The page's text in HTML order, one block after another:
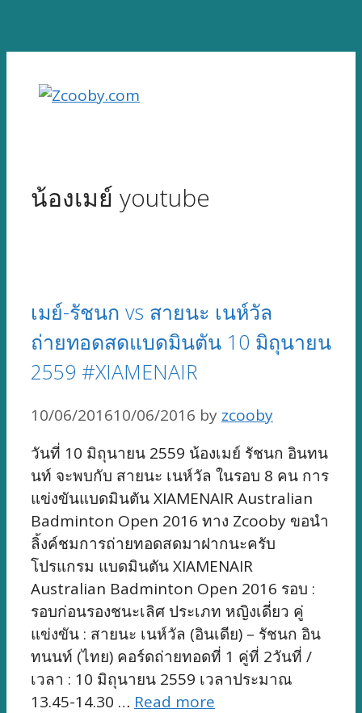
content
น้องเมย์ youtube
เมย์-รัชนก vs สายนะ เนห์วัล
ถ่ายทอดสดแบดมินตัน 10 มิถุนายน
2559 #XIAMENAIR
10/06/201610/06/2016 by zcooby
วันที่ 10 มิถุนายน 2559 น้องเมย์ รัชนก อินทน
นท์ จะพบกับ สายนะ เนห์วัล ในรอบ 8 คน การ
แข่งขันแบดมินตัน XIAMENAIR Australian
Badminton Open 2016 ทาง Zcooby ขอนำ
ลิ้งค์ชมการถ่ายทอดสดมาฝากนะครับ
โปรแกรม แบดมินตัน XIAMENAIR
Australian Badminton Open 2016 รอบ :
รอบก่อนรองชนะเลิศ ประเภท หญิงเดี่ยว คู่
แข่งขัน : สายนะ เนห์วัล (อินเดีย) – รัชนก อิน
ทนนท์ (ไทย) คอร์ดถ่ายทอดที่ 1 คู่ที่ 2วันที่ /
เวลา : 10 มิถุนายน 2559 เวลาประมาณ
13.45-14.30 … Read more